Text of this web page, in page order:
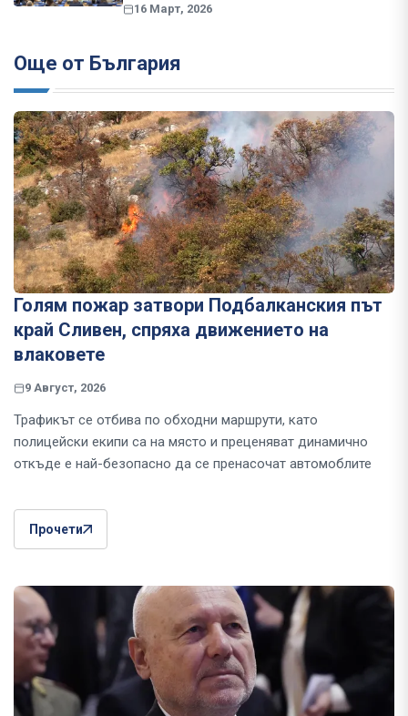
16 Март, 2026
Още от България
Голям пожар затвори Подбалканския път
край Сливен, спряха движението на
влаковете
9 Август, 2026
Трафикът се отбива по обходни маршрути, като
полицейски екипи са на място и преценяват динамично
откъде е най-безопасно да се пренасочат автомоблите
Прочети